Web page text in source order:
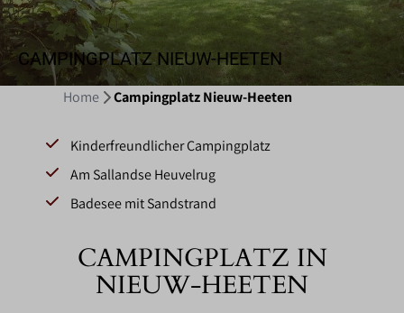
CAMPINGPLATZ NIEUW-HEETEN
Home Campingplatz Nieuw-Heeten
Kinderfreundlicher Campingplatz
Am Sallandse Heuvelrug
Badesee mit Sandstrand
CAMPINGPLATZ IN
NIEUW-HEETEN